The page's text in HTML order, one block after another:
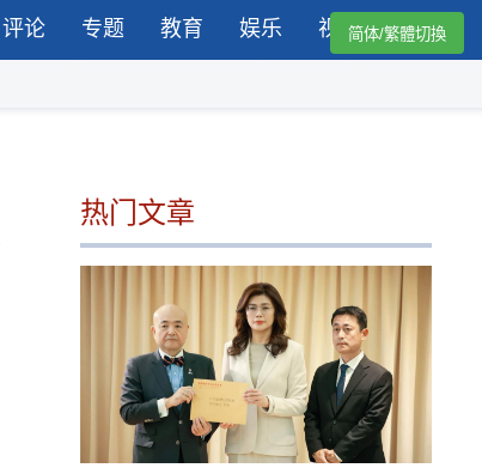
评论 专题 教育 娱乐 视频简体/繁體切換
热门文章